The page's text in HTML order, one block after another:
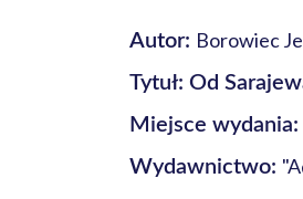
Autor: Borowiec
Tytuł: Od
Miejsce wydania:
Wydawnictwo: